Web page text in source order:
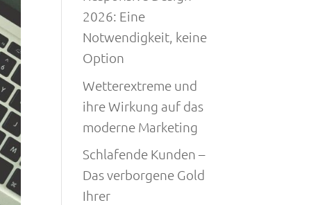
2026: Eine
Notwendigkeit, keine
Option
Wetterextreme und
ihre Wirkung auf das
moderne Marketing
Schlafende Kunden –
Das verborgene Gold
Ihrer